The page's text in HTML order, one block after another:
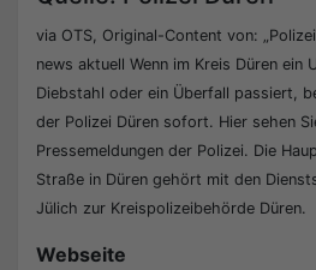
via OTS, Original-Content von:
news aktuell Wenn im Kreis Düren ein
Diebstahl oder ein Überfall passiert,
der Polizei Düren sofort. Hier sehen
Pressemeldungen der Polizei. Die
Straße in Düren gehört mit den
Jülich zur Kreispolizeibehörde Düren.
Webseite